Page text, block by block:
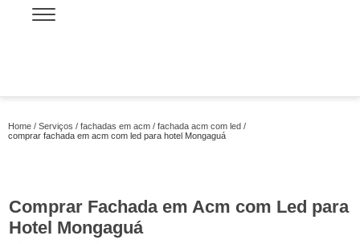
Home Serviços fachadas em acm
fachada acm com led
comprar fachada em acm com led para hotel Mongaguá
Comprar Fachada em Acm com Led para
Hotel Mongaguá